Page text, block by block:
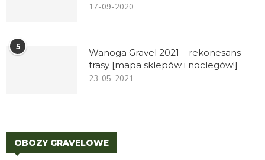
17-09-2020
5
Wanoga Gravel 2021 – rekonesans
trasy [mapa sklepów i noclegów!]
23-05-2021
OBOZY GRAVELOWE